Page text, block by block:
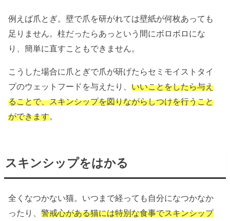
例えば爪とぎ。壁で爪を研がれては壁紙が何枚あっても
足りません。柱だったらあっという間にボロボロにな
り、簡単に直すこともできません。
こうした場合に爪とぎで爪が研げたらセミモイストタイ
プのウェットフードを与えたり、いいことをしたら与え
ることで、スキンシップを図りながらしつけを行うこと
ができます。
スキンシップをはかる
全くなつかない猫。いつまで経っても自分になつかなか
ったり、警戒心がある猫には特別な食事でスキンシップ